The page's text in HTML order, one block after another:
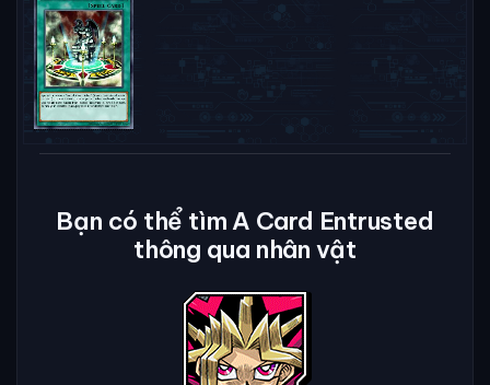
Bạn có thể tìm A Card Entrusted
thông qua nhân vật